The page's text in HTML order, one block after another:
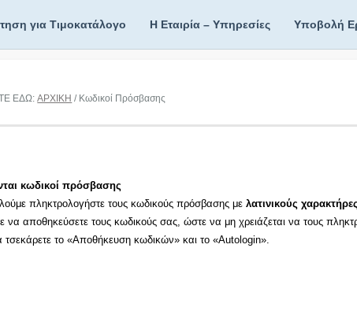
για Τιμοκατάλογο Η Εταιρία – Υπηρεσίες Υποβολή
ΕΔΩ:ΑΡΧΙΚΗ / Κωδικοί Πρόσβασης
κωδικοί πρόσβασης
πληκτρολογήστε τους κωδικούς πρόσβασης μελατινικούς
να αποθηκεύσετε τους κωδικούς σας, ώστε να μη χρειάζεται να τους
τσεκάρετε το «Αποθήκευση κωδικών» και το «Autologin».